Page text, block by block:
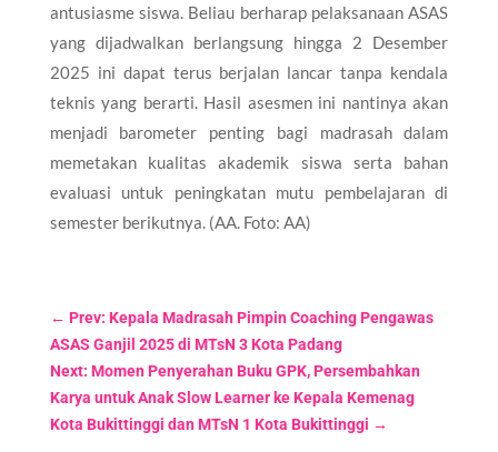
antusiasme siswa. Beliau berharap pelaksanaan ASAS
yang dijadwalkan berlangsung hingga 2 Desember
2025 ini dapat terus berjalan lancar tanpa kendala
teknis yang berarti. Hasil asesmen ini nantinya akan
menjadi barometer penting bagi madrasah dalam
memetakan kualitas akademik siswa serta bahan
evaluasi untuk peningkatan mutu pembelajaran di
semester berikutnya. (AA. Foto: AA)
← Prev: Kepala Madrasah Pimpin Coaching Pengawas
ASAS Ganjil 2025 di MTsN 3 Kota Padang
Next: Momen Penyerahan Buku GPK, Persembahkan
Karya untuk Anak Slow Learner ke Kepala Kemenag
Kota Bukittinggi dan MTsN 1 Kota Bukittinggi →